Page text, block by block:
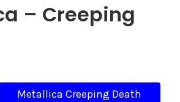
– Creeping
Metallica Creeping Death